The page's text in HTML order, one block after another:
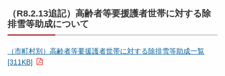
（R8.2.13追記）高齢者等要援護者世帯に対する除
排雪等助成について
（市町村別）高齢者等要援護者世帯に対する除排雪等助成一覧
[311KB]